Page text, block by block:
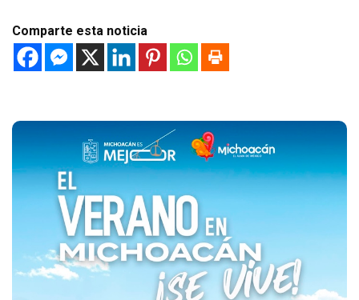
Comparte esta noticia